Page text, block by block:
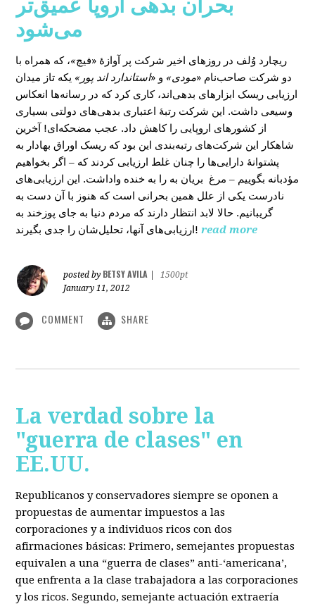
بحران بدهی اروپا عمیق‌تر
می‌شود
ریچارد وُلف در روزهای اخیر شرکت پر آوازۀ «فیچ»، که همراه با
دو شرکت صاحب‌نام «مودی» و «استاندارد اند پور» یکه‌ تاز میدان
ارزیابی ریسک ابزارهای بدهی‌اند، کاری کرد که در رسانه‌ها انعکاس
وسیعی داشت. این شرکت رتبۀ اعتباری بدهی‌های دولتی بسیاری
از کشورهای اروپایی را کاهش داد. عجب مضحکه‌ای! آخرین
شاهکار این شرکت‌های رتبه‌بندی این بود که ریسک‌ اوراق بهادار به
پشتوانۀ دارایی‌‌ها را چنان غلط ارزیابی کردند که – اگر بخواهیم
مؤدبانه بگوییم – مرغ بریان به را به خنده واداشت. این ارزیابی‌های
نادرست یکی از علل همین بحرانی است که هنوز با آن دست به
گریبانیم. حالا لابد انتظار دارند که مردم دنیا به جای پوزخند به
ارزیابی‌های آنها، تحلیل‌‌شان را جدی بگیرند! read more
posted by BETSY AVILA
1500pt
January 11, 2012
COMMENT SHARE
La verdad sobre la
"guerra de clases" en
EE.UU.
Republicanos y conservadores siempre se oponen a
propuestas de aumentar impuestos a las
corporaciones y a individuos ricos con dos
afirmaciones básicas: Primero, semejantes propuestas
equivalen a una “guerra de clases” anti-‘americana’,
que enfrenta a la clase trabajadora a las corporaciones
y los ricos. Segundo, semejante actuación extraería